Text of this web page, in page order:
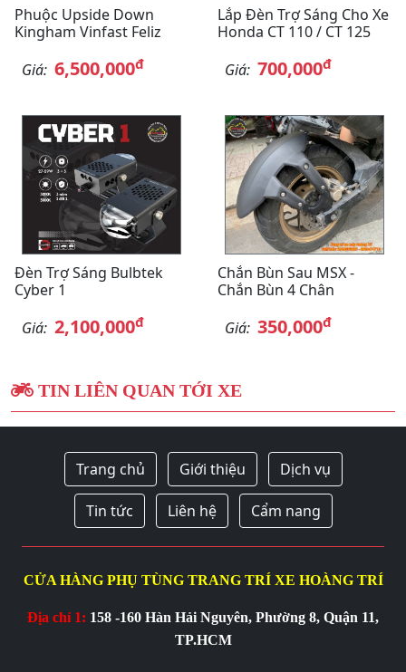
Phuộc Upside Down
Kingham Vinfast Feliz
Giá: 6,500,000đ
Lắp Đèn Trợ Sáng Cho Xe
Honda CT 110 / CT 125
Giá: 700,000đ
Đèn Trợ Sáng Bulbtek
Cyber 1
Giá: 2,100,000đ
Chắn Bùn Sau MSX -
Chắn Bùn 4 Chân
Giá: 350,000đ
TIN LIÊN QUAN TỚI XE
Trang chủ Giới thiệu Dịch vụ
Tin tức Liên hệ Cẩm nang
CỬA HÀNG PHỤ TÙNG TRANG TRÍ XE HOÀNG TRÍ
Địa chỉ 1: 158 -160 Hàn Hải Nguyên, Phường 8, Quận 11,
TP.HCM